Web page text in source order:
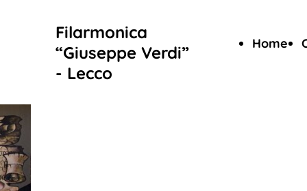
Filarmonica
“Giuseppe Verdi”
- Lecco
Home